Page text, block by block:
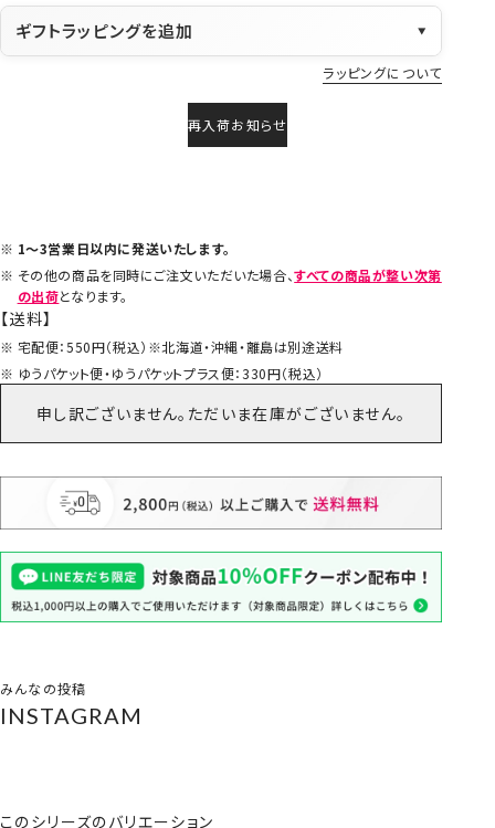
ギフトラッピングを追加 ▼
ラッピングについて
再入荷お知らせ
1～3営業日以内に発送いたします。
その他の商品を同時にご注文いただいた場合、すべての商品が整い次第
の出荷となります。
【送料】
宅配便：550円（税込）※北海道・沖縄・離島は別途送料
ゆうパケット便・ゆうパケットプラス便：330円（税込）
申し訳ございません。ただいま在庫がございません。
みんなの投稿
INSTAGRAM
このシリーズのバリエーション